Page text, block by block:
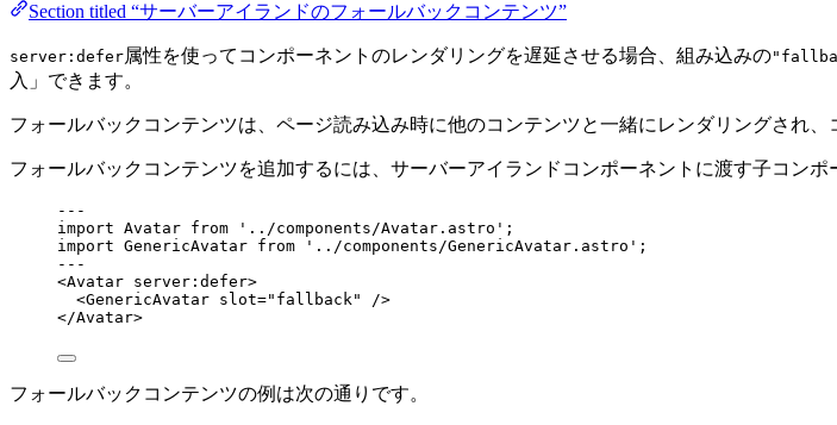
Section titled “サーバーアイランドのフォールバックコンテンツ”
server:defer属性を使ってコンポーネントのレンダリングを遅延させる場合、組み込みの
入」できます。
フォールバックコンテンツは、ページ読み込み時に他のコンテンツと一緒にレンダリングされ
フォールバックコンテンツを追加するには、サーバーアイランドコンポーネントに渡す子コン
---
import Avatar from ' ../components/Avatar.astro ' ;
import GenericAvatar from ' ../components/GenericAvatar.astro ' ;
---
<Avatar server:defer>
<GenericAvatar slot=" fallback"
/>
</Avatar>
フォールバックコンテンツの例は次の通りです。